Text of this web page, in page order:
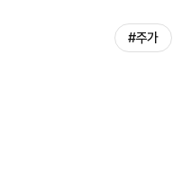
#주가